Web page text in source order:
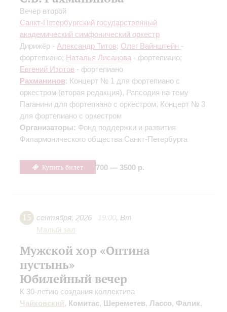
Вечер второй
Санкт-Петербургский государственный
академический симфонический оркестр
Дирижёр - Александр Титов; Олег Вайнштейн -
фортепиано; Наталья Лисанова - фортепиано;
Евгений Изотов - фортепиано
Рахманинов: Концерт № 1 для фортепиано с
оркестром (вторая редакция), Рапсодия на тему
Паганини для фортепиано с оркестром, Концерт № 3
для фортепиано с оркестром
Организаторы: Фонд поддержки и развития
Филармонического общества Санкт-Петербурга
Купить билет 700 — 3500 р.
15 сентября, 2026 19:00, Вт
Малый зал
Мужской хор «Оптина
пустынь»
Юбилейный вечер
К 30-летию создания коллектива
Чайковский, Комитас, Шереметев, Лассо, Фалик,